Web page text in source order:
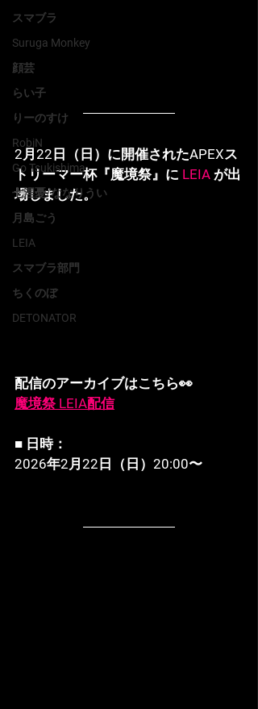
スマブラ
Suruga Monkey
顔芸
らい子
りーのすけ
RobiN
Go Tsukishima
七浬憂/ななりうい
月島ごう
LEIA
スマブラ部門
ちくのぼ
DETONATOR
2月22日（日）に開催されたAPEXス
トリーマー杯『魔境祭』に LEIA が出
場しました。
配信のアーカイブはこちら👀
魔境祭 LEIA配信
■ 日時：
2026年2月22日（日）20:00〜